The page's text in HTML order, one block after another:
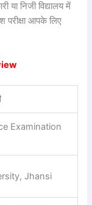
निजी विद्यालय में
परीक्षा आपके लिए
Examination
Jhansi